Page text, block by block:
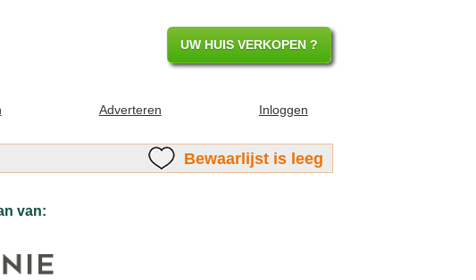
UW HUIS VERKOPEN ?
Adverteren Inloggen
Bewaarlijst is leeg
van: